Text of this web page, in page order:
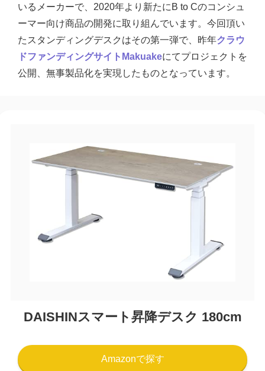
いるメーカーで、2020年より新たにB to Cのコンシュ
ーマー向け商品の開発に取り組んでいます。今回頂い
たスタンディングデスクはその第一弾で、昨年クラウ
ドファンディングサイトMakuakeにてプロジェクトを
公開、無事製品化を実現したものとなっています。
DAISHINスマート昇降デスク 180cm
Amazonで探す